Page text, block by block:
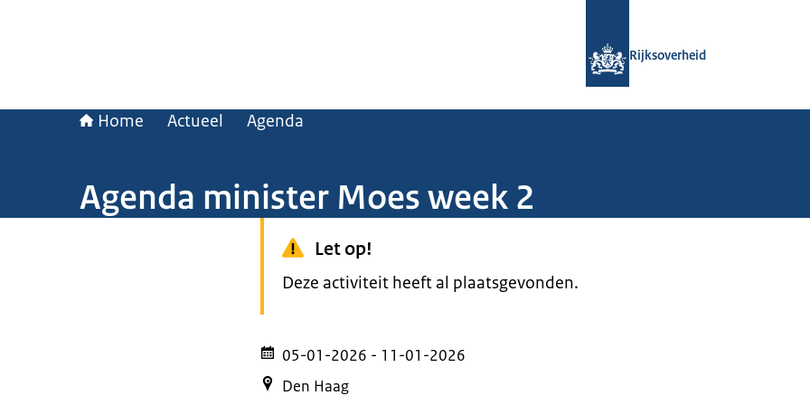
Rijksoverheid
Home Actueel Agenda
Agenda minister Moes week 2
Let op!
Deze activiteit heeft al plaatsgevonden.
05-01-2026 - 11-01-2026
Den Haag